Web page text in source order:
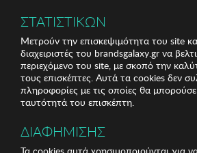
ΣΤΑΤΙΣΤΙΚΩΝ
Μετρούν την επισκεψιμότητα του site
διαχειριστές του brandsgalaxy.gr να
περιεχόμενο του site, με σκοπό την
τους επισκέπτες. Αυτά τα cookies δεν
πληροφορίες με τις οποίες θα
ταυτότητά του επισκέπτη.
ΔΙΑΦΗΜΙΣΗΣ